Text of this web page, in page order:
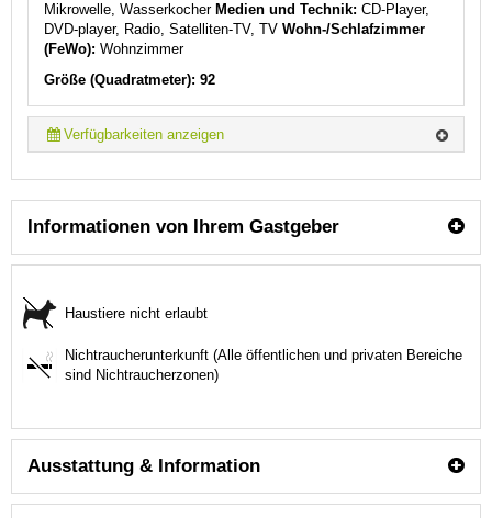
Mikrowelle, WasserkocherMedien und Technik: CD-Player,
DVD-player, Radio, Satelliten-TV, TV Wohn-/Schlafzimmer
(FeWo): Wohnzimmer
Größe (Quadratmeter): 92
Verfügbarkeiten anzeigen
Informationen von Ihrem Gastgeber
Haustiere nicht erlaubt
Nichtraucherunterkunft (Alle öffentlichen und privaten Bereiche
sind Nichtraucherzonen)
Ausstattung & Information